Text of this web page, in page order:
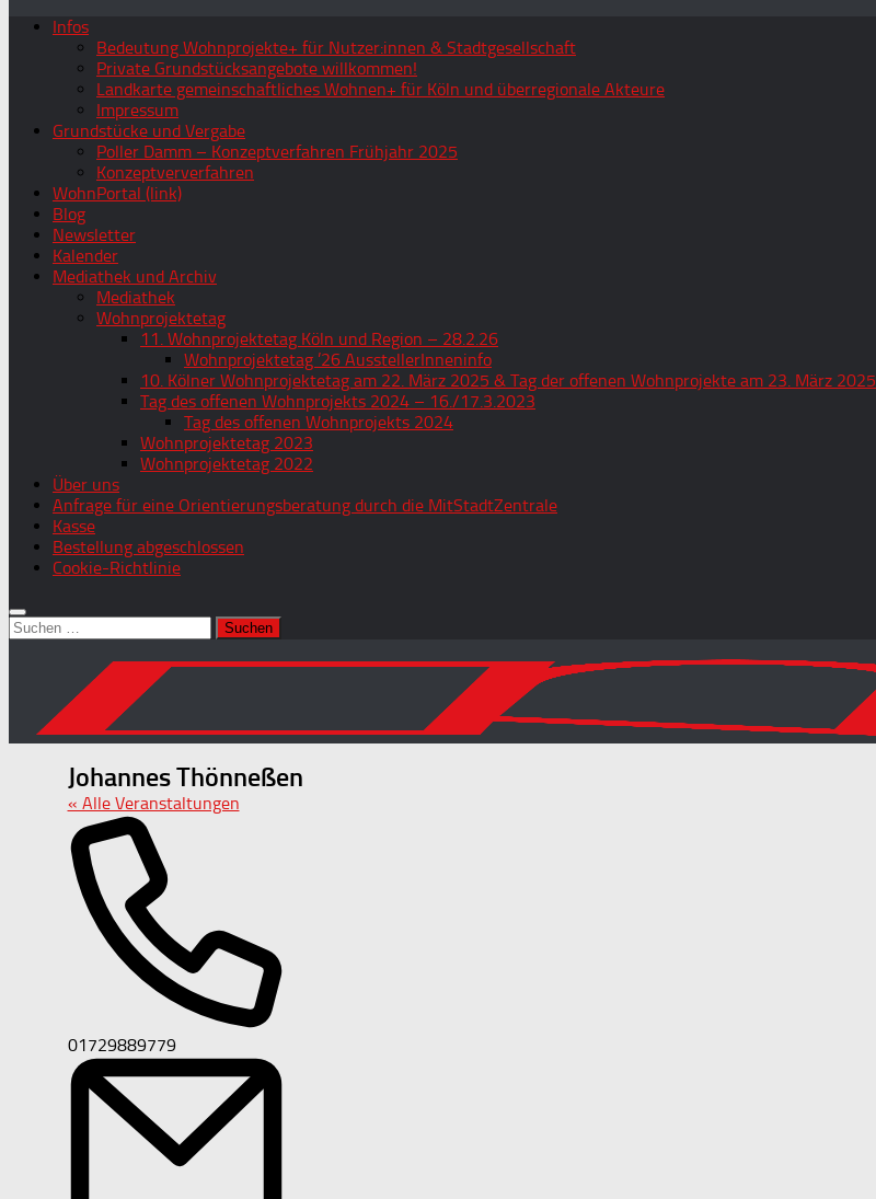
Infos
Bedeutung Wohnprojekte+ für Nutzer:innen & Stadtgesellschaft
Private Grundstücksangebote willkommen!
Landkarte gemeinschaftliches Wohnen+ für Köln und überregionale Akteure
Impressum
Grundstücke und Vergabe
Poller Damm – Konzeptverfahren Frühjahr 2025
Konzeptververfahren
WohnPortal (link)
Blog
Newsletter
Kalender
Mediathek und Archiv
Mediathek
Wohnprojektetag
11. Wohnprojektetag Köln und Region – 28.2.26
Wohnprojektetag ’26 AusstellerInneninfo
10. Kölner Wohnprojektetag am 22. März 2025 & Tag der offenen Wohnprojekte am 23. März 2025
Tag des offenen Wohnprojekts 2024 – 16./17.3.2023
Tag des offenen Wohnprojekts 2024
Wohnprojektetag 2023
Wohnprojektetag 2022
Über uns
Anfrage für eine Orientierungsberatung durch die MitStadtZentrale
Kasse
Bestellung abgeschlossen
Cookie-Richtlinie
Suchen
nach:
Johannes Thönneßen
« Alle Veranstaltungen
Telefon
01729889779